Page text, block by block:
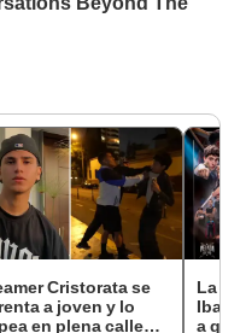
Cristorata se
a joven y lo
en plena calle
La
Ibai
a